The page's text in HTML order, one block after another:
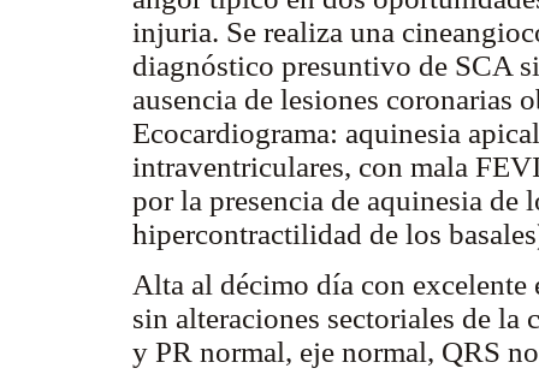
injuria. Se realiza una
diagnóstico presuntivo de SCA
ausencia de lesiones coronarias
Ecocardiograma: aquinesia
intraventriculares, con mala
por la presencia de aquinesia de
hipercontractilidad de los
Alta al décimo día con
sin alteraciones sectoriales de
y PR normal, eje normal, QRS